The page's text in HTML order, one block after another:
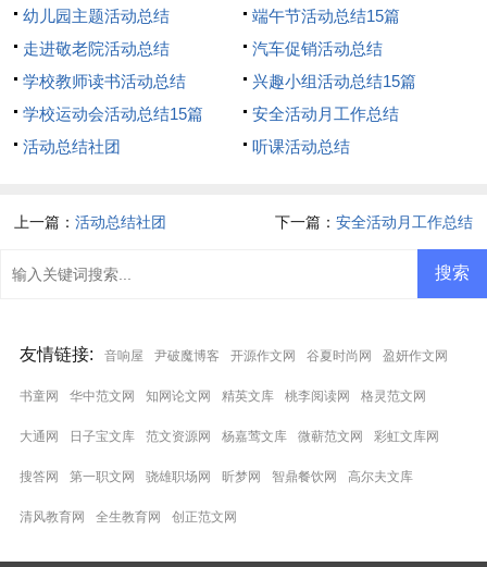
幼儿园主题活动总结
端午节活动总结15篇
走进敬老院活动总结
汽车促销活动总结
学校教师读书活动总结
兴趣小组活动总结15篇
学校运动会活动总结15篇
安全活动月工作总结
活动总结社团
听课活动总结
上一篇：活动总结社团 下一篇： 安全活动月工作总结
友情链接: 音响屋 尹破魔博客 开源作文网 谷夏时尚网 盈妍作文网
书童网 华中范文网 知网论文网 精英文库 桃李阅读网 格灵范文网
大通网 日子宝文库 范文资源网 杨嘉莺文库 微蕲范文网 彩虹文库网
搜答网 第一职文网 骁雄职场网 昕梦网 智鼎餐饮网 高尔夫文库
清风教育网 全生教育网 创正范文网